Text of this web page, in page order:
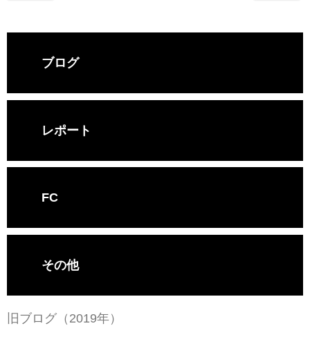
ブログ
レポート
FC
その他
旧ブログ（2019年）